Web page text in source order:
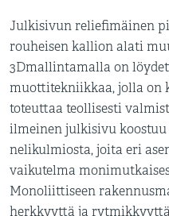
Julkisivun reliefimäinen
rouheisen kallion alati
3Dmallintamalla on
muottitekniikkaa, jolla on
toteuttaa teollisesti
ilmeinen julkisivu
nelikulmiosta, joita eri
vaikutelma
Monoliittiseen
herkkyyttä ja